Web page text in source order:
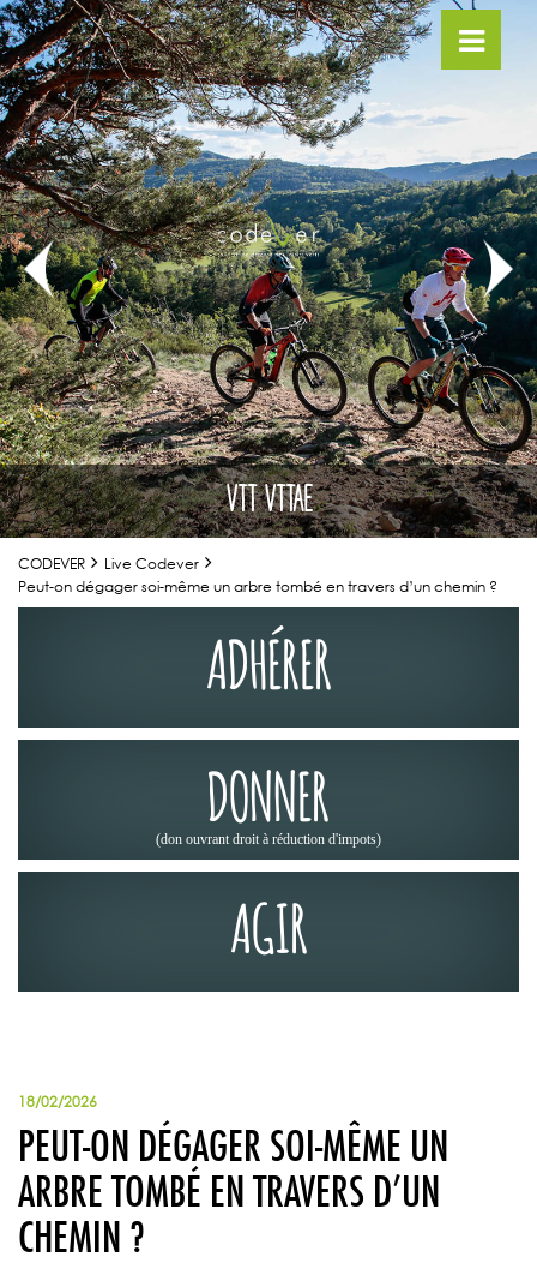
VTT VTTAE
CODEVER
Live Codever
Peut-on dégager soi-même un arbre tombé en travers d’un chemin ?
ADHÉRER
DONNER
(don ouvrant droit à réduction d'impots)
AGIR
18/02/2026
PEUT-ON DÉGAGER SOI-MÊME UN
ARBRE TOMBÉ EN TRAVERS D’UN
CHEMIN ?